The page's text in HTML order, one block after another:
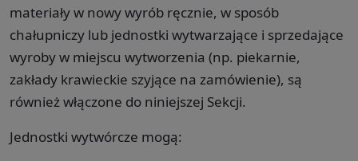
materiały w nowy wyrób ręcznie, w sposób
chałupniczy lub jednostki wytwarzające i sprzedające
wyroby w miejscu wytworzenia (np. piekarnie,
zakłady krawieckie szyjące na zamówienie), są
również włączone do niniejszej Sekcji.
Jednostki wytwórcze mogą: